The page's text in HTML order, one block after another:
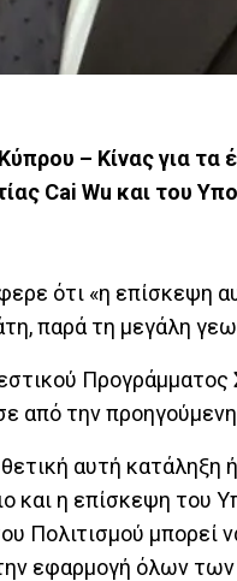
– Κίνας για
Cai Wu και του
ότι «η επίσκεψη
παρά τη μεγάλη
Προγράμματος
από την
αυτή κατάληξη
η επίσκεψη του
Πολιτισμού μπορεί
εφαρμογή όλων